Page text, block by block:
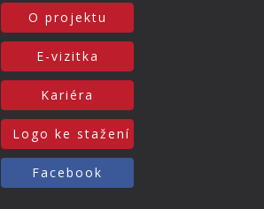
O projektu
E-vizitka
Kariéra
Logo ke stažení
Facebook